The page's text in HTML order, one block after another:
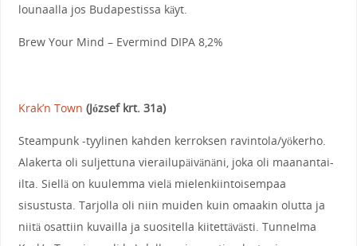
lounaalla jos Budapestissa käyt.
Brew Your Mind – Evermind DIPA 8,2%
Krak’n Town (József krt. 31a)
Steampunk -tyylinen kahden kerroksen ravintola/yökerho.
Alakerta oli suljettuna vierailupäivänäni, joka oli maanantai-
ilta. Siellä on kuulemma vielä mielenkiintoisempaa
sisustusta. Tarjolla oli niin muiden kuin omaakin olutta ja
niitä osattiin kuvailla ja suositella kiitettävästi. Tunnelma